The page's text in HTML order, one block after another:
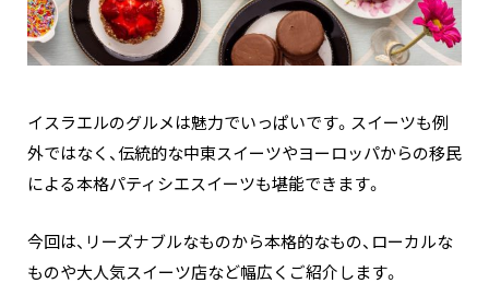
イスラエルのグルメは魅力でいっぱいです。スイーツも例
外ではなく、伝統的な中東スイーツやヨーロッパからの移民
による本格パティシエスイーツも堪能できます。
今回は、リーズナブルなものから本格的なもの、ローカルな
ものや大人気スイーツ店など幅広くご紹介します。